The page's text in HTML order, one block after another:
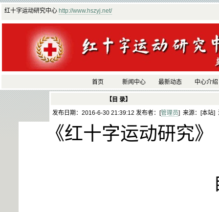
红十字运动研究中心 http://www.hszyj.net/
首页 新闻中心 最新动态 中心介绍
【目 录】
发布日期：2016-6-30 21:39:12 发布者：[管理员] 来源：[本站]
《红十字运动研究》